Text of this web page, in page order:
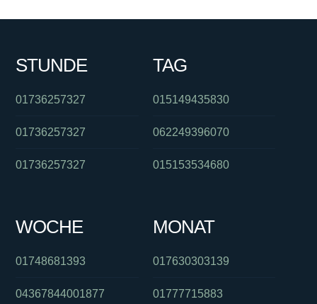
STUNDE
01736257327
01736257327
01736257327
TAG
015149435830
062249396070
015153534680
WOCHE
01748681393
04367844001877
MONAT
017630303139
01777715883